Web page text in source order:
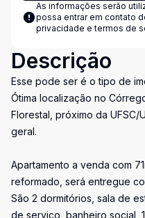
As informações serão
possa entrar em contato
privacidade e termos de
Descrição
Esse pode ser é o tipo de
Ótima localização no
Florestal, próximo da UFSC/
geral.
Apartamento a venda com
reformado, será entregue
São 2 dormitórios, sala de
de serviço, banheiro social,